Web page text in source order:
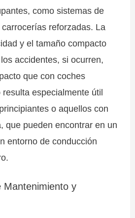
como sistemas de
reforzadas. La
y el tamaño compacto
accidentes, si ocurren,
que con coches
especialmente útil
o aquellos con
que pueden encontrar en un
entorno de conducción
Mantenimiento y